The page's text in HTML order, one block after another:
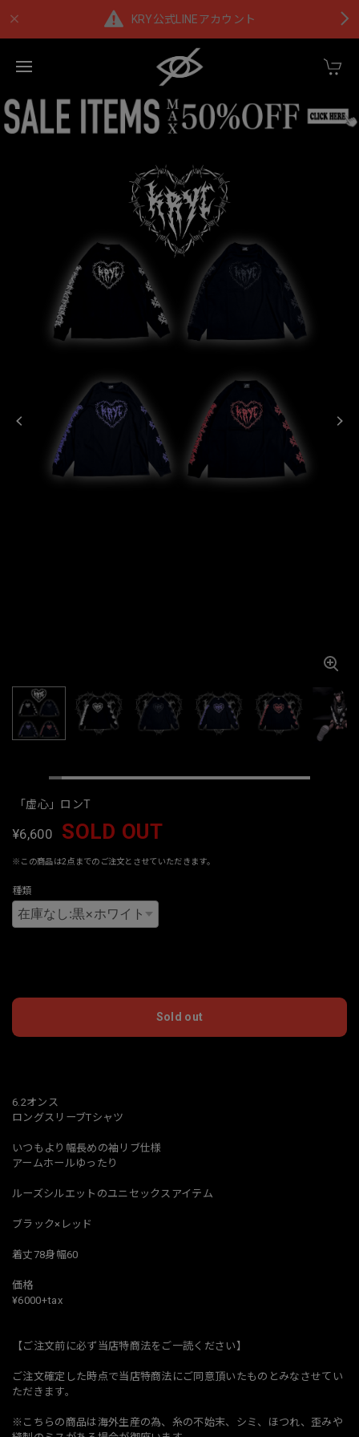
KRY公式LINEアカウント
「虚心」ロンT
¥6,600 SOLD OUT
※この商品は2点までのご注文とさせていただきます。
種類
Sold out
6.2オンス
ロングスリーブTシャツ
いつもより幅長めの袖リブ仕様
アームホールゆったり
ルーズシルエットのユニセックスアイテム
ブラック×レッド
着丈78身幅60
価格
¥6000+tax
【ご注文前に必ず当店特商法をご一読ください】
ご注文確定した時点で当店特商法にご同意頂いたものとみなさせてい
ただきます。
※こちらの商品は海外生産の為、糸の不始末、シミ、ほつれ、歪みや